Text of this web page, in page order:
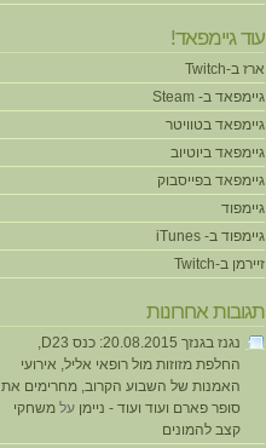
עוד גיימפאד!
ארז ב-Twitch
גיימפאד ב- Steam
גיימפאד בטוויטר
גיימפאד ביוטיוב
גיימפאד בפייסבוק
גיימפוד
גיימפוד ב- iTunes
זיירמן ב-Twitch
תגובות אחרונות
נגנז בגנזך 20.08.2015: כנס D23,
החלפת מזוזות מול רופאי אליל, אירועי
האמנות של השבוע הקרוב, מחרימים את
סופר פארם ועוד ועוד - ניימן על משחקי
קצב להמונים